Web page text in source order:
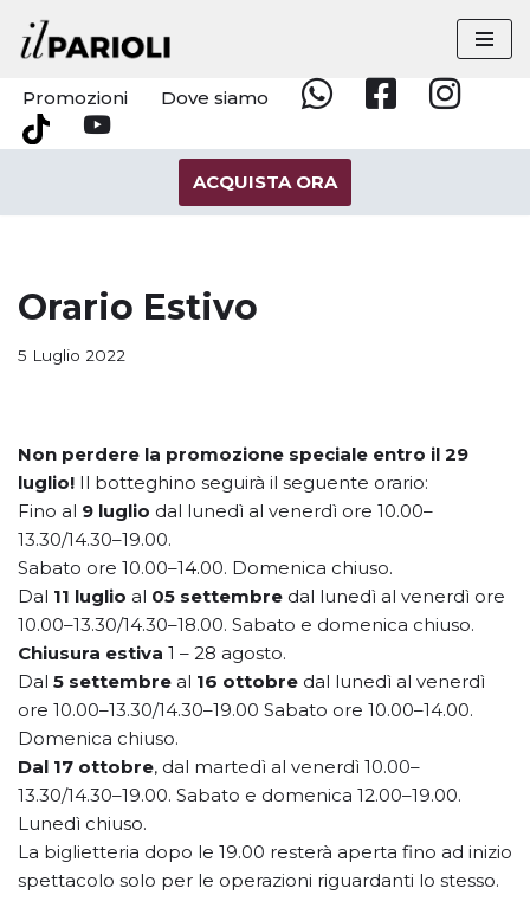
Vai
al
contenuto
Promozioni Dove siamo
WhatsappFacebookInstagram
Tik
YouTube
ACQUISTA ORA
Orario Estivo
5 Luglio 2022
Non perdere la promozione speciale entro il 29
luglio! Il botteghino seguirà il seguente orario:
Fino al 9 luglio dal lunedì al venerdì ore 10.00–
13.30/14.30–19.00.
Sabato ore 10.00–14.00. Domenica chiuso.
Dal 11 luglio al 05 settembre dal lunedì al venerdì ore
10.00–13.30/14.30–18.00. Sabato e domenica chiuso.
Chiusura estiva 1 – 28 agosto.
Dal 5 settembre al 16 ottobre dal lunedì al venerdì
ore 10.00–13.30/14.30–19.00 Sabato ore 10.00–14.00.
Domenica chiuso.
Dal 17 ottobre, dal martedì al venerdì 10.00–
13.30/14.30–19.00. Sabato e domenica 12.00–19.00.
Lunedì chiuso.
La biglietteria dopo le 19.00 resterà aperta fino ad inizio
spettacolo solo per le operazioni riguardanti lo stesso.